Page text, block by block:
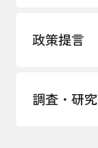
海外情報
安全保障
政策提言
中小企業
調査・研究